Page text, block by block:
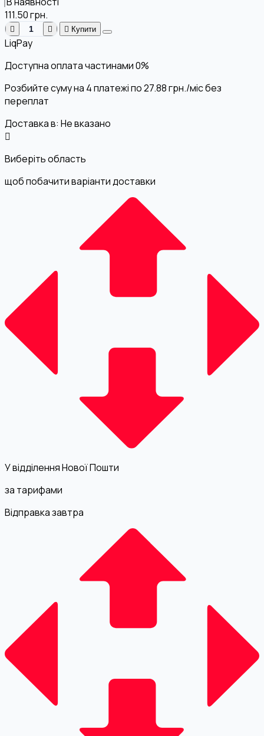
111.50грн.
Купити
LiqPay
Доступна оплата частинами0%
Розбийте суму на 4 платежі по27.88грн./міс без
переплат
Доставка в: Не вказано
Виберіть область
щоб побачити варіанти доставки
У відділення Нової Пошти
за тарифами
Відправка завтра